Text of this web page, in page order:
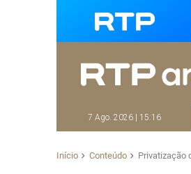
7 Ago. 2026 | 15:16
Início Conteúdo Privatização